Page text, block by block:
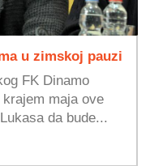
u zimskoj pauzi
FK Dinamo
maja ove
da bude...